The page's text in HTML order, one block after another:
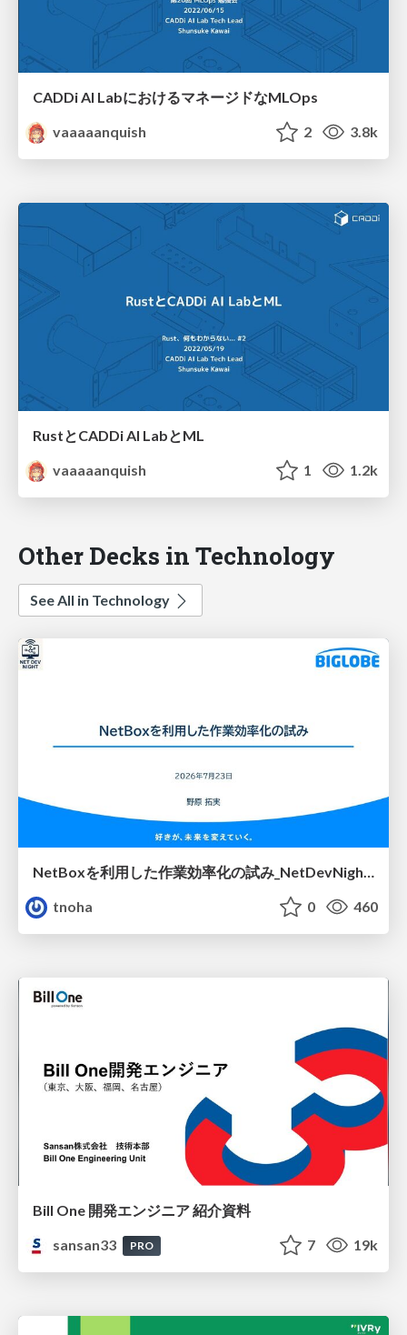
CADDi AI LabにおけるマネージドなMLOps
vaaaaanquish
2 3.8k
RustとCADDi AI LabとML
vaaaaanquish
1 1.2k
Other Decks in Technology
See All in Technology
tnoha
0 460
Bill One 開発エンジニア 紹介資料
sansan33
PRO 7 19k